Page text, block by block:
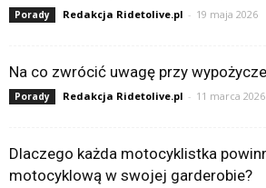
Porady Redakcja Ridetolive.pl - 19 maja 2026
Na co zwrócić uwagę przy
Porady Redakcja Ridetolive.pl - 11 marca 2026
Dlaczego każda motocyklistka
motocyklową w swojej garderobie?